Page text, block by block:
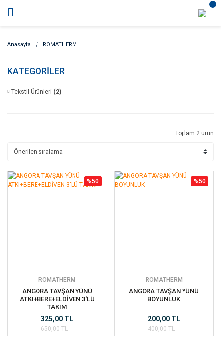
Anasayfa ROMATHERM
KATEGORİLER
Tekstil Ürünleri (2)
Toplam 2 ürün
ROMATHERM
ANGORA TAVŞAN YÜNÜ
ATKI+BERE+ELDİVEN 3'LÜ
TAKIM
%50
325,00 TL
650,00 TL
ROMATHERM
ANGORA TAVŞAN YÜNÜ
BOYUNLUK
%50
200,00 TL
400,00 TL